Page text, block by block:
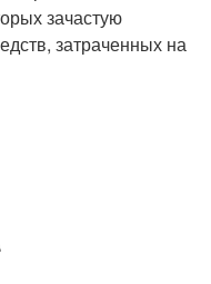
зачастую
затраченных на